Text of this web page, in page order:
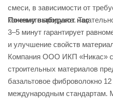
смеси, в зависимости от
конечного продукта.
3–5 минут гарантирует
и улучшение свойств
Почему выбирают нас
Компания ООО ИКП «Никас»
строительных материалов
базальтовое фиброволокно
международным стандартам.